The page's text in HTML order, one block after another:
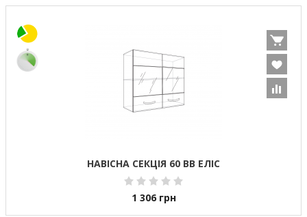
НАВІСНА СЕКЦІЯ 60 ВВ ЕЛІС
1 306 грн